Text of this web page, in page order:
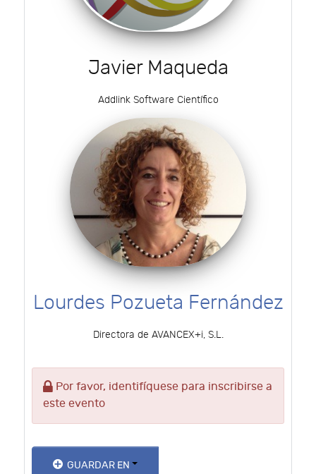
Javier Maqueda
Addlink Software Científico
Lourdes Pozueta Fernández
Directora de AVANCEX+i, S.L.
Por favor, identifíquese para inscribirse a
este evento
GUARDAR EN